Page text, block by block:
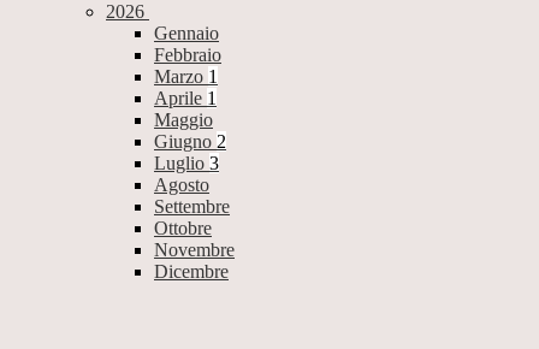
2026
Gennaio
Febbraio
Marzo 1
Aprile 1
Maggio
Giugno 2
Luglio 3
Agosto
Settembre
Ottobre
Novembre
Dicembre